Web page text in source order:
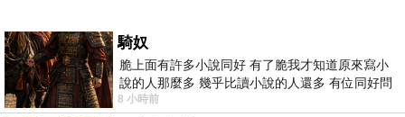
騎奴
脆上面有許多小說同好 有了脆我才知道原來寫小
說的人那麼多 幾乎比讀小說的人還多 有位同好問
了一個問題 她說為什麼高中文學獎的
8 小時前